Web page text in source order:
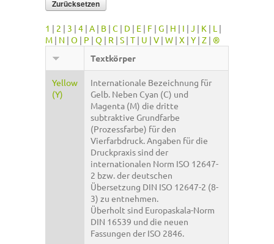
1 | 2 | 3 | 4 | A | B | C | D | E | F | G | H | I | J | K | L |
M | N | O | P | Q | R | S | T | U | V | W | X | Y | Z | ®
Textkörper
Yellow
(Y)
Internationale Bezeichnung für
Gelb. Neben Cyan (C) und
Magenta (M) die dritte
subtraktive Grundfarbe
(Prozessfarbe) für den
Vierfarbdruck. Angaben für die
Druckpraxis sind der
internationalen Norm ISO 12647-
2 bzw. der deutschen
Übersetzung DIN ISO 12647-2 (8-
3) zu entnehmen.
Überholt sind Europaskala-Norm
DIN 16539 und die neuen
Fassungen der ISO 2846.